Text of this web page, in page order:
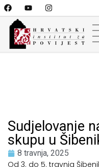
Sudjelovanje
skupu u
8 travnja, 2025
Od 3. do 5. travnja